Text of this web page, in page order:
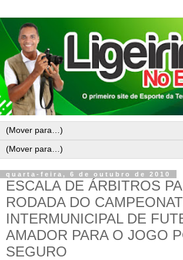
quarta-feira, 6 de outubro de 2010
ESCALA DE ÁRBITROS
RODADA DO
INTERMUNICIPAL DE
AMADOR PARA O JOGO
SEGURO